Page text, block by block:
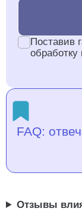
Поставив
FAQ:
Отзывы